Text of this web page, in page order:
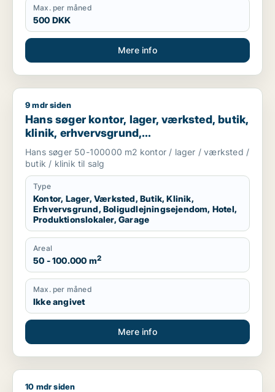
Max. per måned
500 DKK
Mere info
Hans søger kontor, lager, værksted, butik, klinik,
9 mdr siden
Hans søger kontor, lager, værksted, butik,
klinik, erhvervsgrund,
boligudlejningsejendom, hotel,
produktionslokaler eller garage til salg i
Region Sjælland
Hans søger 50-100000 m2 kontor / lager / værksted /
butik / klinik til salg
Type
Kontor, Lager, Værksted, Butik, Klinik,
Erhvervsgrund, Boligudlejningsejendom, Hotel,
Produktionslokaler, Garage
Areal
50 - 100.000 m2
Max. per måned
Ikke angivet
Mere info
Heino søger lager, værksted eller produktionslokaler til salg
10 mdr siden